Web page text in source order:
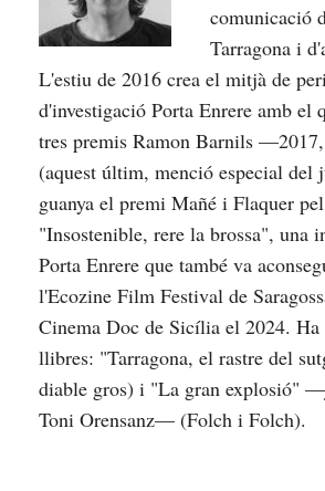
comunicació
Tarragona i
L'estiu de 2016 crea el mitjà de
d'investigació Porta Enrere amb el
tres premis Ramon Barnils
(aquest últim, menció especial
guanya el premi Mañé i Flaquer
"Insostenible, rere la brossa", una
Porta Enrere que també va
l'Ecozine Film Festival de
Cinema Doc de Sicília el 2024.
llibres: "Tarragona, el rastre del
diable gros) i "La gran explosió"
Toni Orensanz— (Folch i Folch).